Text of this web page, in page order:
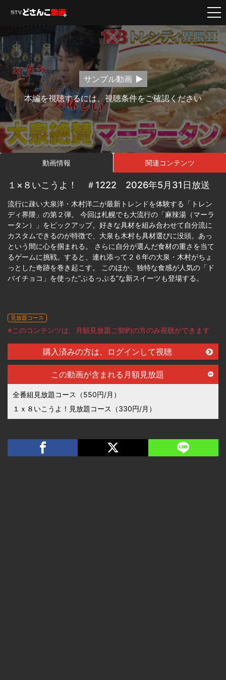
サンプル動画
本編を視聴するには、視聴条件をご確認ください
動画情報 関連コンテンツ
１×８いこうよ！ ＃1222 2026年5月31日放送
流行に疎い大泉洋・木村洋二が最新トレンドを体験する「トレン
ディ界隈」の第２弾。 今回は札幌でも大流行の「麻辣湯（マーラ
ータン）」をピックアップ。好きな具材を組み合わせて自分流に
カスタムできるのが特徴で、大泉も木村も具材選びに没頭。あっ
という間に心を掴まれる。 さらに自分が選んだ食材の重さを当て
るゲームに挑戦。すると、連れ添って２６年の大泉・木村がちょ
っとした奇跡を巻き起こす。 このほか、独特な食感が人気の「ド
バイチョコ」を使った“ぷるっぷる”な新スイーツも登場する。
見放題コース
※このコンテンツは、月額見放題ご契約の方のみ視聴ができます
購入済みの方は、ログインして視聴
この動画が含まれる月額見放題
全番組見放題コース（550円/月）
１ｘ８いこうよ！見放題コース（330円/月）